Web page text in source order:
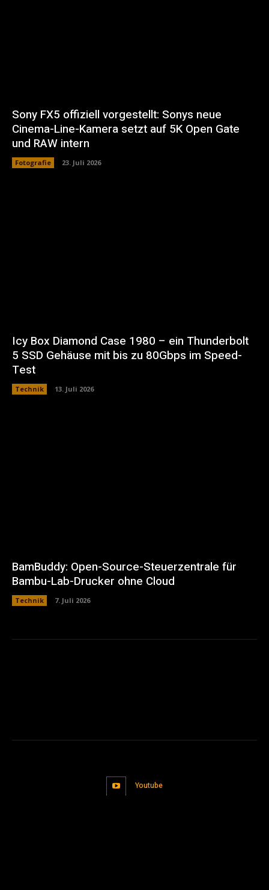
Sony FX5 offiziell vorgestellt: Sonys neue
Cinema-Line-Kamera setzt auf 5K Open Gate
und RAW intern
Fotografie 23. Juli 2026
Icy Box Diamond Case 1980 – ein Thunderbolt
5 SSD Gehäuse mit bis zu 80Gbps im Speed-
Test
Technik 13. Juli 2026
BamBuddy: Open-Source-Steuerzentrale für
Bambu-Lab-Drucker ohne Cloud
Technik 7. Juli 2026
Youtube